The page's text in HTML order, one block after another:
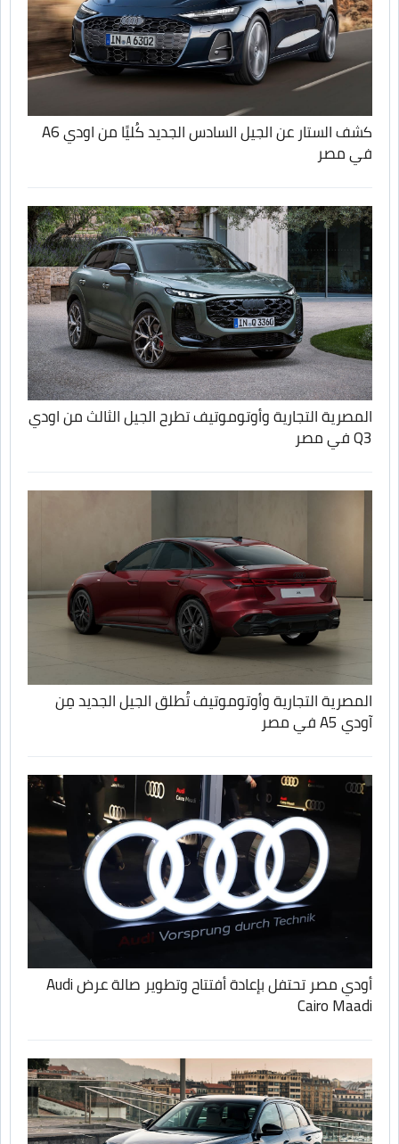
كشف الستار عن الجيل السادس الجديد كُليًا من اودي A6
في مصر
المصرية التجارية وأوتوموتيف تطرح الجيل الثالث من اودي
Q3 في مصر
المصرية التجارية وأوتوموتيف تُطلق الجيل الجديد مِن
آودي A5 في مصر
أودي مصر تحتفل بإعادة أفتتاح وتطوير صالة عرض Audi
Cairo Maadi